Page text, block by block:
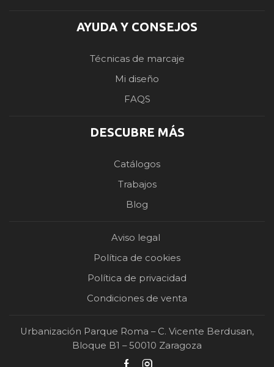
AYUDA Y CONSEJOS
Técnicas de marcaje
Mi diseño
FAQS
DESCUBRE MÁS
Catálogos
Trabajos
Blog
Aviso legal
Política de cookies
Política de privacidad
Condiciones de venta
Urbanización Parque Roma – C. Vicente Berdusan,
Bloque B1 – 50010 Zaragoza